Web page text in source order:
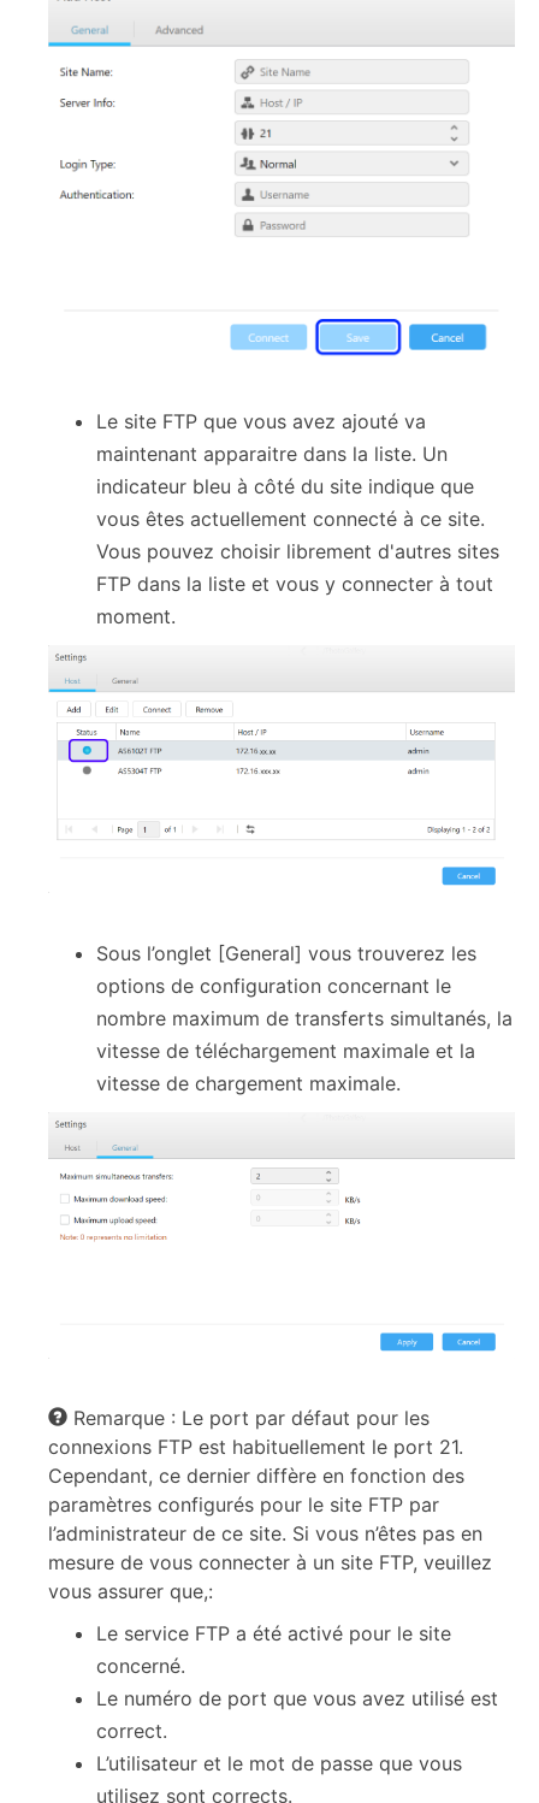
Le site FTP que vous avez ajouté va
maintenant apparaitre dans la liste. Un
indicateur bleu à côté du site indique que
vous êtes actuellement connecté à ce site.
Vous pouvez choisir librement d'autres sites
FTP dans la liste et vous y connecter à tout
moment.
Sous l’onglet [General] vous trouverez les
options de configuration concernant le
nombre maximum de transferts simultanés, la
vitesse de téléchargement maximale et la
vitesse de chargement maximale.
Remarque : Le port par défaut pour les
connexions FTP est habituellement le port 21.
Cependant, ce dernier diffère en fonction des
paramètres configurés pour le site FTP par
l’administrateur de ce site. Si vous n’êtes pas en
mesure de vous connecter à un site FTP, veuillez
vous assurer que,:
Le service FTP a été activé pour le site
concerné.
Le numéro de port que vous avez utilisé est
correct.
L’utilisateur et le mot de passe que vous
utilisez sont corrects.